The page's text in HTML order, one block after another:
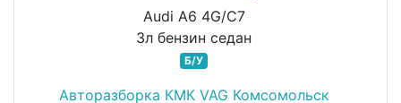
Audi A6 4G/C7
3л бензин седан
Б/У
Авторазборка КМК VAG Комсомольск